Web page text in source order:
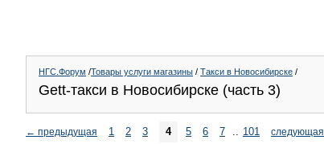
НГС.Форум /Товары услуги магазины / Такси в Новосибирске /
Gett-такси в Новосибирске (часть 3)
← предыдущая 1 2 3 4 5 6 7 .. 101 следующая